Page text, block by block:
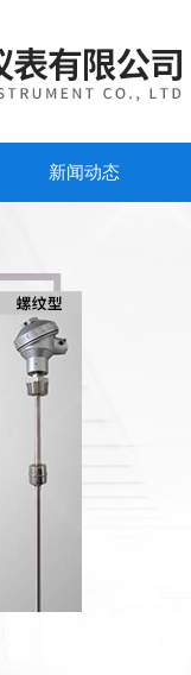
新闻动态